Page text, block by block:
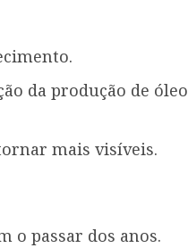
da produção de óleo
mais visíveis.
o passar dos anos.